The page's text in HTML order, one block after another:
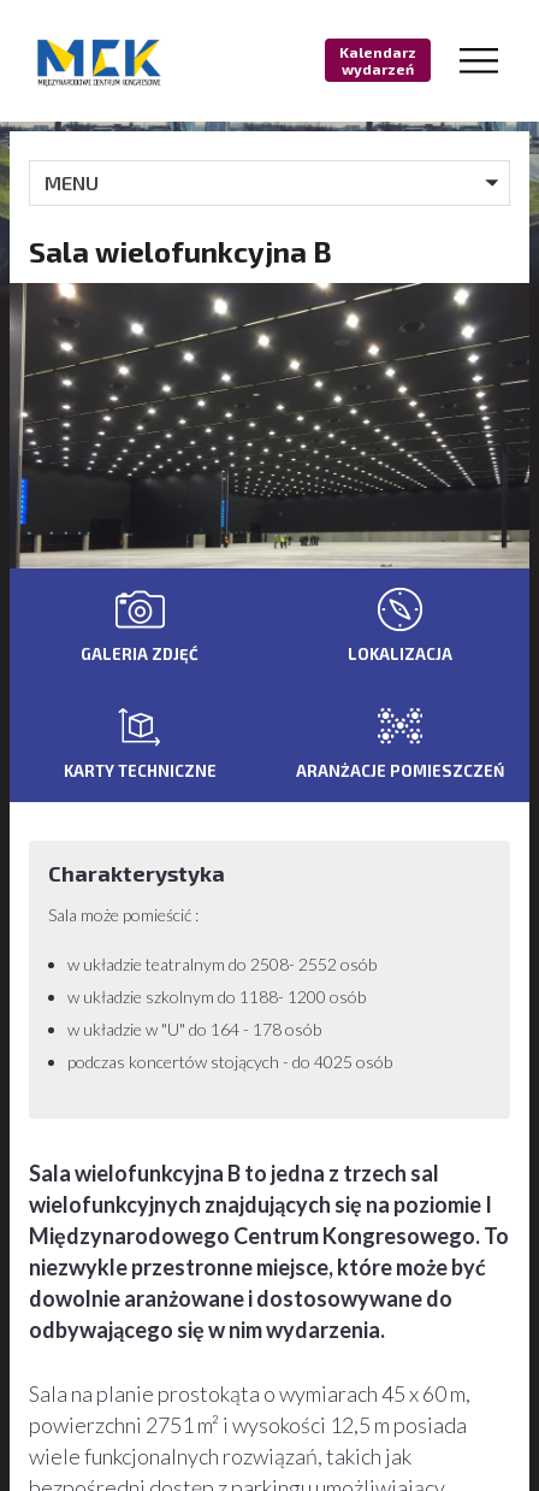
Kalendarz
wydarzeń
MENU
Sala wielofunkcyjna B
GALERIA ZDJĘĆ LOKALIZACJA
KARTY TECHNICZNE ARANŻACJE POMIESZCZEŃ
Charakterystyka
Sala może pomieścić :
w układzie teatralnym do 2508- 2552 osób
w układzie szkolnym do 1188- 1200 osób
w układzie w "U" do 164 - 178 osób
podczas koncertów stojących - do 4025 osób
Sala wielofunkcyjna B to jedna z trzech sal
wielofunkcyjnych znajdujących się na poziomie I
Międzynarodowego Centrum Kongresowego. To
niezwykle przestronne miejsce, które może być
dowolnie aranżowane i dostosowywane do
odbywającego się w nim wydarzenia.
Sala na planie prostokąta o wymiarach 45 x 60 m,
powierzchni 2751 m² i wysokości 12,5 m posiada
wiele funkcjonalnych rozwiązań, takich jak